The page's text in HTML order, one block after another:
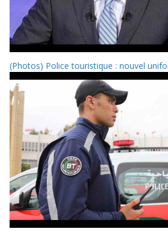
(Photos) Police touristique : nouvel